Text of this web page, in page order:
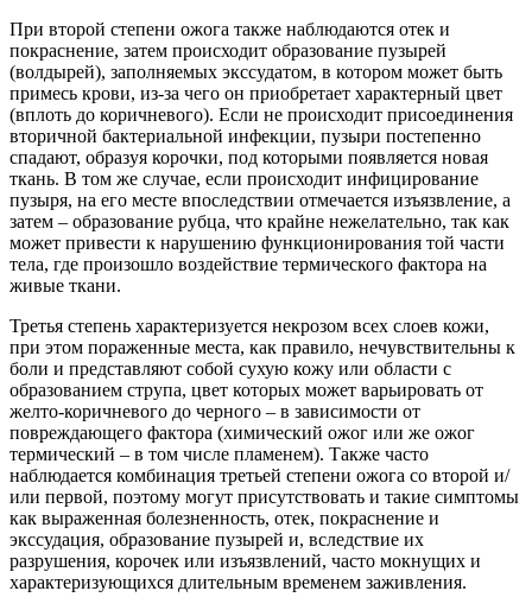
При второй степени ожога также наблюдаются отек и
покраснение, затем происходит образование пузырей
(волдырей), заполняемых экссудатом, в котором может быть
примесь крови, из-за чего он приобретает характерный цвет
(вплоть до коричневого). Если не происходит присоединения
вторичной бактериальной инфекции, пузыри постепенно
спадают, образуя корочки, под которыми появляется новая
ткань. В том же случае, если происходит инфицирование
пузыря, на его месте впоследствии отмечается изъязвление, а
затем – образование рубца, что крайне нежелательно, так как
может привести к нарушению функционирования той части
тела, где произошло воздействие термического фактора на
живые ткани.
Третья степень характеризуется некрозом всех слоев кожи,
при этом пораженные места, как правило, нечувствительны к
боли и представляют собой сухую кожу или области с
образованием струпа, цвет которых может варьировать от
желто-коричневого до черного – в зависимости от
повреждающего фактора (химический ожог или же ожог
термический – в том числе пламенем). Также часто
наблюдается комбинация третьей степени ожога со второй и/
или первой, поэтому могут присутствовать и такие симптомы
как выраженная болезненность, отек, покраснение и
экссудация, образование пузырей и, вследствие их
разрушения, корочек или изъязвлений, часто мокнущих и
характеризующихся длительным временем заживления.